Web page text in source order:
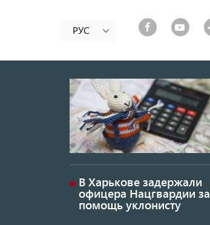
РУС
В Харькове задержали
офицера Нацгвардии за
помощь уклонисту